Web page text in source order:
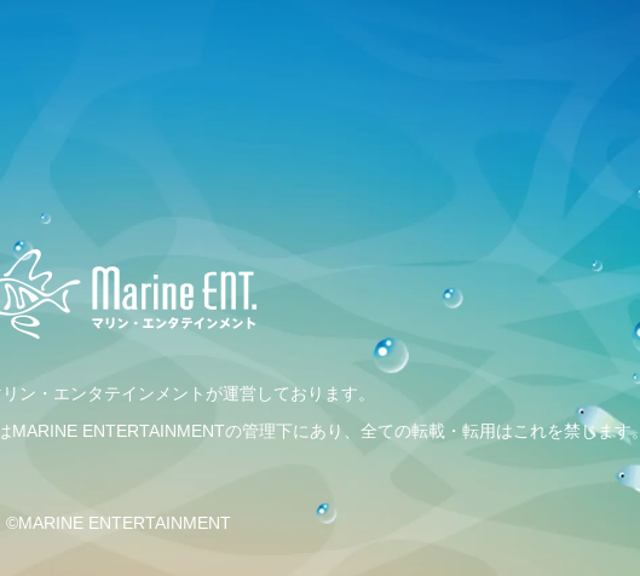
ン・エンタテインメントが運営しております。
ENTERTAINMENTの管理下にあり、全ての転載・転用はこれを禁じます。
©MARINE ENTERTAINMENT